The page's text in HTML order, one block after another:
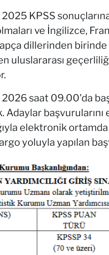
2025 KPSS
ve İngilizce,
dillerinden birinde
uluslararası
saat 09.00'da
Adaylar
elektronik
yoluyla yapılan